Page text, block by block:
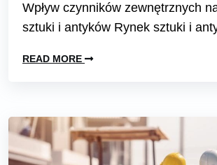
Wpływ czynników zewnętrznych
sztuki i antyków Rynek sztuki i
READ MORE